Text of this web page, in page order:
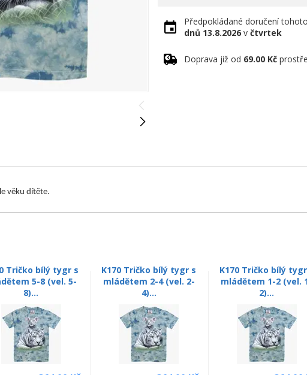
Předpokládané doručení
dnů 13.8.2026 včtvrtek
Doprava již od 69.00 Kč
věku dítěte.
Tričko bílý tygr s
5-8 (vel. 5-
8)...
K170 Tričko bílý tygr s
mládětem 2-4 (vel. 2-
4)...
K170 Tričko bílý
mládětem 1-2 (vel.
2)...